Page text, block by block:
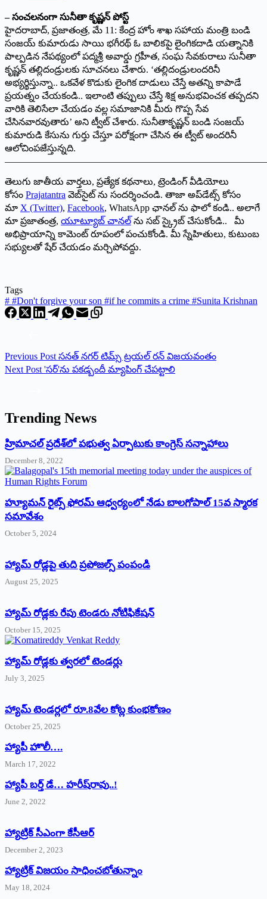
– సంచలనంగా సునీతా కృష్ణన్ పోస్ట్
హైదరాబాద్, ప్రజాతంత్ర, మే 11: కేంద్ర హోం శాఖ సహాయ మంత్రి బండి
సంజయ్ కుమారుడు సాయి భగీరథ్ ఓ బాలికపై లైంగికదాడి యత్నానికి
పాల్పడిన నేపథ్యంలో పద్మశ్రీ అవార్డు గ్రహీత, సంఘ సేవకురాలు సునీతా
కృష్ణన్ తల్లిదండ్రులకు సూచనలు చేశారు. ‘తల్లిదండ్రులందరినీ
అభ్యర్థిస్తున్నా.. ఒకవేళ కొడుకు లైంగిక దాడులు చేస్తే అతన్ని కాపాడే
ప్రయత్నం చేయకండి.. ఇలాంటి తప్పులు చేస్తే శిక్ష అనుభవించక తప్పదని
వారికి తెలిసేలా చేయడం వల్ల సమాజానికి మీరు గొప్ప సేవ
చేసినవారవుతారు’ అని ట్వీట్ చేశారు. సునీతాకృష్ణన్ బండి సంజయ్
కుమారుడి కేసును గుర్తు చేస్తూ పరోక్షంగా చేసిన ఈ ట్వీట్ అందరినీ
ఆలోచింపజేస్తున్నది.
తెలుగు జాతీయ వార్తలు, ప్రత్యేక కథనాలు, ట్రెండింగ్ వీడియోలు
కోసం Prajatantra వెబ్‌సైట్ ను సందర్శించండి. తాజా అప్‌డేట్స్ కోసం
మా X (Twitter), Facebook, WhatsApp ఛానల్ ను ఫాలో కండి.. అలాగే
మా ప్రజాతంత్ర, యూట్యూబ్ చానల్ ను సబ్ స్క్రైబ్ చేసుకోండి.. మీ
అభిప్రాయాన్ని కామెంట్ రూపంలో పంచుకోండి. మీ స్నేహితులు, కుటుంబ
సభ్యులతో షేర్ చేయడం మర్చిపోవద్దు.
Tags
# #Don't forgive your son #if he commits a crime #Sunita Krishnan
Previous Post సనత్ నగర్ టిమ్స్ ట్రయల్ రన్ విజయవంతం
Next Post 'సర్'ను పకడ్బందీ మ్యాపింగ్ చేపట్టాలి
Trending News
‌హ్రిమాచల్‌ ‌ప్రదేశ్‌లో పభుత్వ ఏర్పాటుకు కాంగ్రెస్‌ ‌సన్నాహాలు
December 8, 2022
హ్యూమన్‌ రైట్స్‌ ఫోరమ్‌ ఆధ్వర్యంలో నేడు బాలగోపాల్‌ 15వ స్మారక
సమావేశం
October 5, 2024
హ్యామ్‌ రోడ్లపై తుది ప్రపోజల్స్‌ పంపండి
August 25, 2025
హ్యామ్‌ రోడ్లకు రేపు టెండరు నోటిఫికేషన్‌
October 15, 2025
హ్యామ్‌ రోడ్లకు త్వరలో టెండర్లు
July 3, 2025
హ్యామ్‌ ‌టెండర్లలో రూ.8వేల కోట్ల కుంభకోణం
October 25, 2025
హ్యాపీ హొలీ….
March 17, 2022
హ్యాపీ బర్త్ ‌డే… హరీష్‌రావు..!
June 2, 2022
హ్యాట్రిక్‌ ‌సీఎంగా కేసీఆర్‌
December 2, 2023
హ్యాట్రిక్‌ విజయం సాధించబోతున్నాం
May 18, 2024